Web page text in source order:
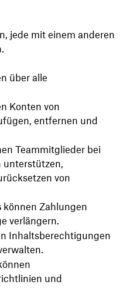
jede mit einem anderen
über alle
Konten von
entfernen und
Teammitglieder bei
unterstützen,
von
können Zahlungen
verlängern.
Inhaltsberechtigungen
und